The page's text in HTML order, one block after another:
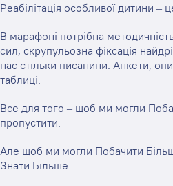
Реабілітація особливої дитини
В марафоні потрібна
сил, скрупульозна фіксація
нас стільки писанини. Анкети,
таблиці.
Все для того – щоб ми могли
пропустити.
Але щоб ми могли Побачити
Знати Більше.